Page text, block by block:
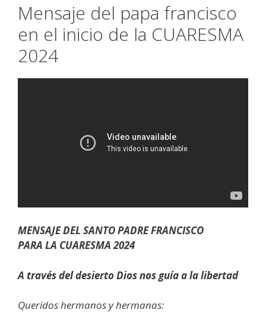
Mensaje del papa francisco
en el inicio de la CUARESMA
2024
MENSAJE DEL SANTO PADRE FRANCISCO
PARA LA CUARESMA 2024
A través del desierto Dios nos guía a la libertad
Queridos hermanos y hermanas: